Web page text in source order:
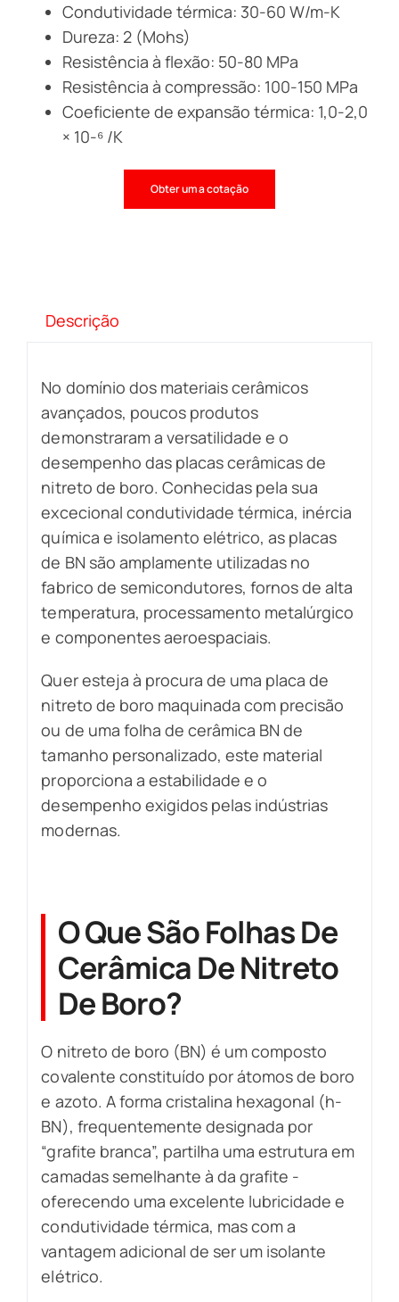
Condutividade térmica: 30-60 W/m-K
Dureza: 2 (Mohs)
Resistência à flexão: 50-80 MPa
Resistência à compressão: 100-150 MPa
Coeficiente de expansão térmica: 1,0-2,0
× 10-⁶ /K
Obter uma cotação
Descrição
No domínio dos materiais cerâmicos
avançados, poucos produtos
demonstraram a versatilidade e o
desempenho das placas cerâmicas de
nitreto de boro. Conhecidas pela sua
excecional condutividade térmica, inércia
química e isolamento elétrico, as placas
de BN são amplamente utilizadas no
fabrico de semicondutores, fornos de alta
temperatura, processamento metalúrgico
e componentes aeroespaciais.
Quer esteja à procura de uma placa de
nitreto de boro maquinada com precisão
ou de uma folha de cerâmica BN de
tamanho personalizado, este material
proporciona a estabilidade e o
desempenho exigidos pelas indústrias
modernas.
O Que São Folhas De
Cerâmica De Nitreto
De Boro?
O nitreto de boro (BN) é um composto
covalente constituído por átomos de boro
e azoto. A forma cristalina hexagonal (h-
BN), frequentemente designada por
“grafite branca”, partilha uma estrutura em
camadas semelhante à da grafite -
oferecendo uma excelente lubricidade e
condutividade térmica, mas com a
vantagem adicional de ser um isolante
elétrico.